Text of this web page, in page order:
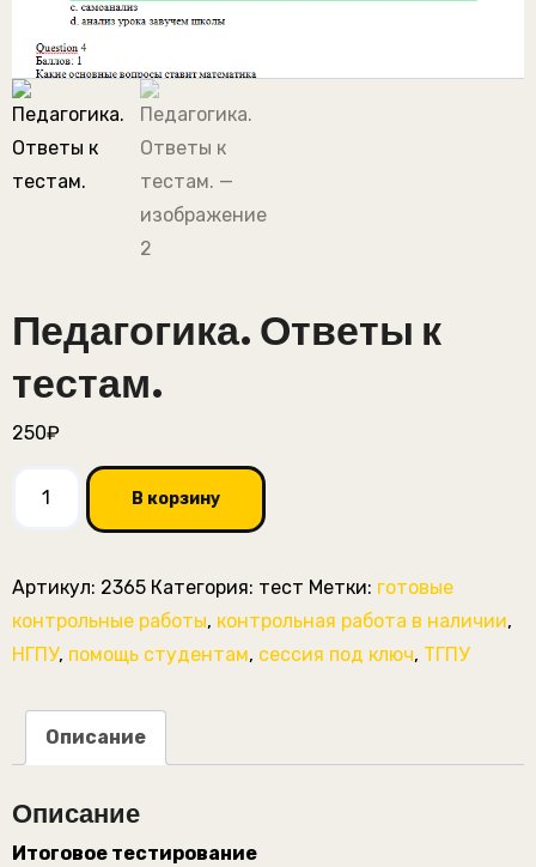
Педагогика. Ответы к
тестам.
250₽
Количество
Ответы
к
тестам.
В корзину
Артикул: 2365 Категория: тест Метки: готовые
контрольные работы, контрольная работа в наличии,
НГПУ, помощь студентам, сессия под ключ, ТГПУ
Описание
Описание
Итоговое тестирование